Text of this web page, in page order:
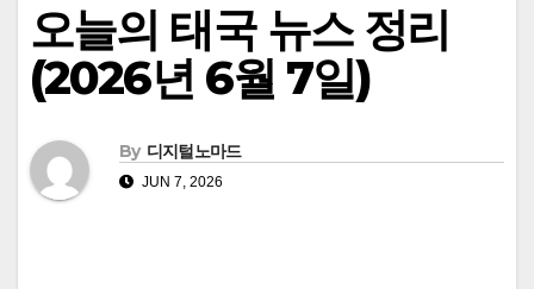
오늘의 태국 뉴스 정리
(2026년 6월 7일)
By 디지털노마드
JUN 7, 2026